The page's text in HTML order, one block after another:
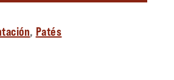
, Patés